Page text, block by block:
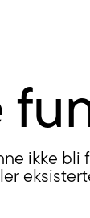
ikke bli